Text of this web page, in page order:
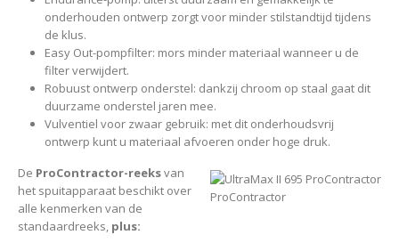
onderhouden ontwerp zorgt voor minder stilstandtijd tijdens
de klus.
Easy Out-pompfilter: mors minder materiaal wanneer u de
filter verwijdert.
Robuust ontwerp onderstel: dankzij chroom op staal gaat dit
duurzame onderstel jaren mee.
Vulventiel voor zwaar gebruik: met dit onderhoudsvrij
ontwerp kunt u materiaal afvoeren onder hoge druk.
ProContractor
De ProContractor-reeksvan
het spuitapparaat beschikt over
alle kenmerken van de
standaardreeks, plus: